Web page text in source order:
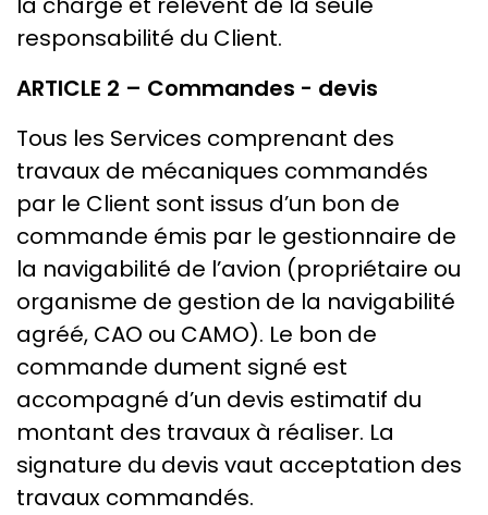
responsabilité du Client.
ARTICLE 2 – Commandes - devis
Tous les Services comprenant des
travaux de mécaniques commandés
par le Client sont issus d’un bon de
commande émis par le gestionnaire de
la navigabilité de l’avion (propriétaire ou
organisme de gestion de la navigabilité
agréé, CAO ou CAMO). Le bon de
commande dument signé est
accompagné d’un devis estimatif du
montant des travaux à réaliser. La
signature du devis vaut acceptation des
travaux commandés.